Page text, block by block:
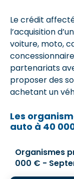
Le crédit
l’acquisition
voiture, moto,
partenariats
proposer des
achetant un
Les
auto à 40
Organismes
000 € -